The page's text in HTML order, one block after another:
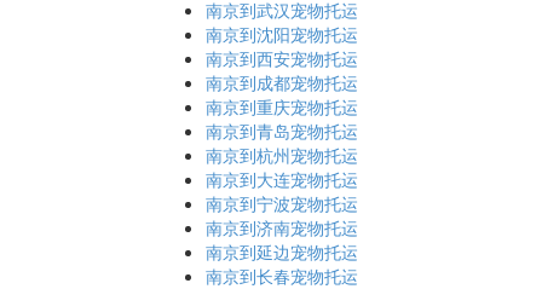
南京到武汉宠物托运
南京到沈阳宠物托运
南京到西安宠物托运
南京到成都宠物托运
南京到重庆宠物托运
南京到青岛宠物托运
南京到杭州宠物托运
南京到大连宠物托运
南京到宁波宠物托运
南京到济南宠物托运
南京到延边宠物托运
南京到长春宠物托运